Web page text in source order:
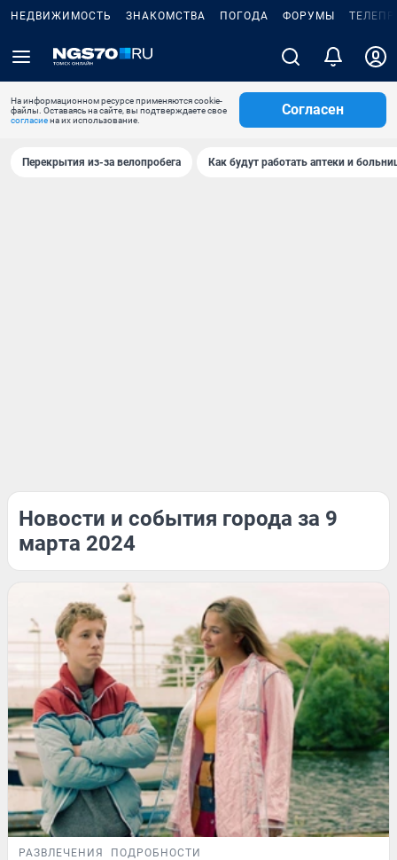
НЕДВИЖИМОСТЬ ЗНАКОМСТВА ПОГОДА ФОРУМЫ
На информационном ресурсе применяются cookie-
файлы. Оставаясь на сайте, вы подтверждаете свое
согласиена их использование.
Согласен
Перекрытия из-за велопробега Как будут работать аптеки и
Новости и события города за 9
марта 2024
РАЗВЛЕЧЕНИЯ ПОДРОБНОСТИ